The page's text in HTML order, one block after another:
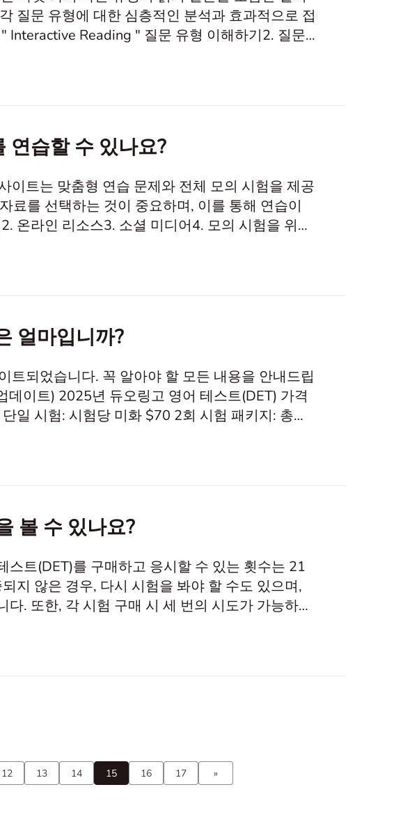
질문 유형에 대한 심층적인 분석과 효과적으로 접
Interactive Reading " 질문 유형 이해하기2. 질문
가하기 위해 고안된 혁신적인 기
연습할 수 있나요?
이트는 맞춤형 연습 문제와 전체 모의 시험을 제공
료를 선택하는 것이 중요하며, 이를 통해 연습이
온라인 리소스3. 소셜 미디어4. 모의 시험을 위한
적인 목적을 위해 영어 능력을 보여주기 위한 중요
얼마입니까?
되었습니다. 꼭 알아야 할 모든 내용을 안내드립
이트) 2025년 듀오링고 영어 테스트(DET) 가격
볼 수 있나요?
트(DET)를 구매하고 응시할 수 있는 횟수는 21
지 않은 경우, 다시 시험을 봐야 할 수도 있으며,
. 또한, 각 시험 구매 시 세 번의 시도가 가능하므
듀오링고 영어 테스트를 무료로 재응시할 수
12 13 14 15 16 17 »